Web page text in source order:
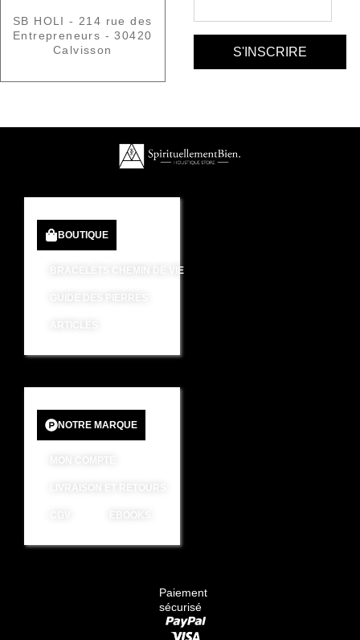
SB HOLI - 214 rue des
Entrepreneurs - 30420
Calvisson
BOUTIQUE
BRACELETS CHEMIN DE VIE
GUIDE DES PIERRES
NOTRE MARQUE
MON COMPTE
EBOOKS
Paiement
sécurisé